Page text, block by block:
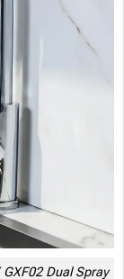
GXF02 Dual Spray